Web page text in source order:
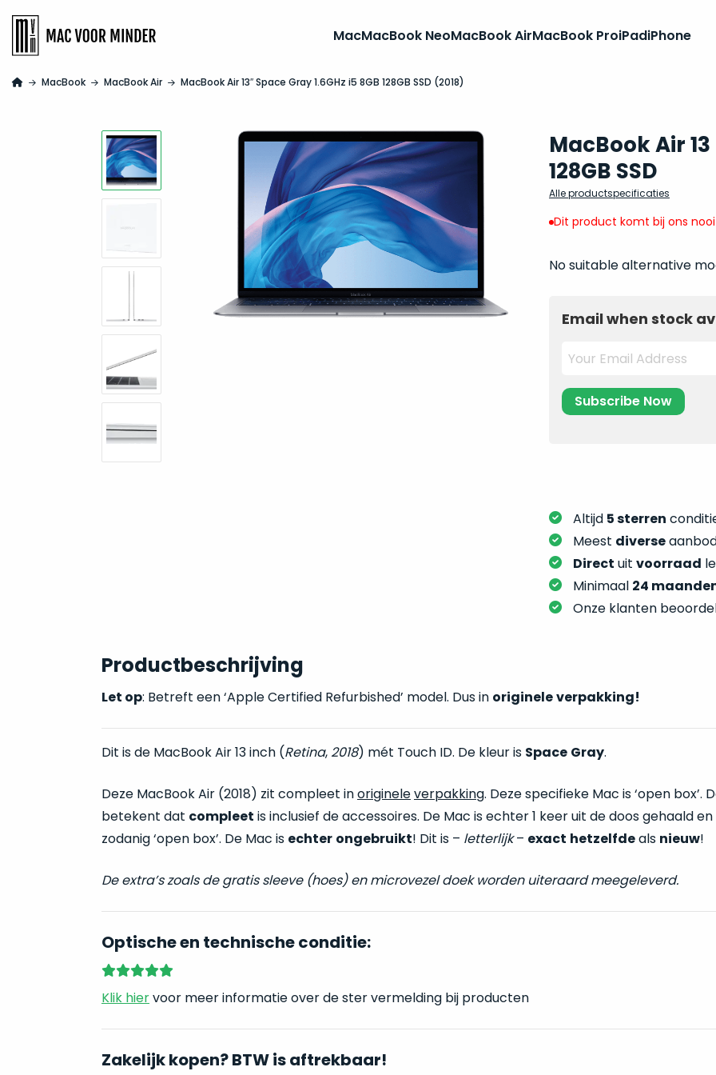
MacMacBook NeoMacBook AirMacBook ProiPadiPhone
MacBook MacBook Air MacBook Air 13″ Space Gray 1.6GHz i5 8GB 128GB SSD (2018)
MacBook Air 13
128GB SSD
Alle productspecificaties
Dit product komt bij ons
No suitable alternative
Email when stock
Altijd 5 sterren
Meest diverse
Direct uit voorraad
Minimaal 24
Onze klanten
Productbeschrijving
Let op: Betreft een ‘Apple Certified Refurbished’ model. Dus in origineleverpakking!
Dit is de MacBook Air 13 inch (Retina, 2018) mét Touch ID. De kleur is Space Gray.
Deze MacBook Air (2018) zit compleet inorigineleverpakking. Deze specifieke Mac is ‘open box’.
betekent dat compleet is inclusief de accessoires. De Mac is echter 1 keer uit de doos gehaald en
zodanig ‘open box’. De Mac is echter ongebruikt! Dit is – letterlijk– exact hetzelfdeals nieuw!
De extra’s zoals de gratis sleeve (hoes) en microvezel doek worden uiteraard meegeleverd.
Optische en technische conditie:
Klik hiervoor meer informatie over de ster vermelding bij producten
Zakelijk kopen? BTW is aftrekbaar!